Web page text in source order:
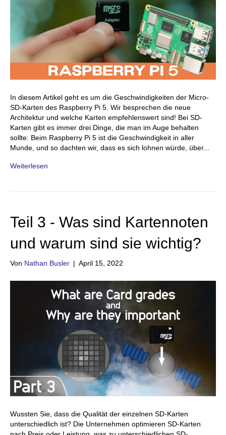
In diesem Artikel geht es um die Geschwindigkeiten der Micro-
SD-Karten des Raspberry Pi 5. Wir besprechen die neue
Architektur und welche Karten empfehlenswert sind! Bei SD-
Karten gibt es immer drei Dinge, die man im Auge behalten
sollte: Beim Raspberry Pi 5 ist die Geschwindigkeit in aller
Munde, und so dachten wir, dass es sich lohnen würde, über...
Weiterlesen
Teil 3 - Was sind Kartennoten
und warum sind sie wichtig?
Von Nathan Busler | April 15, 2022
Wussten Sie, dass die Qualität der einzelnen SD-Karten
unterschiedlich ist? Die Unternehmen optimieren SD-Karten